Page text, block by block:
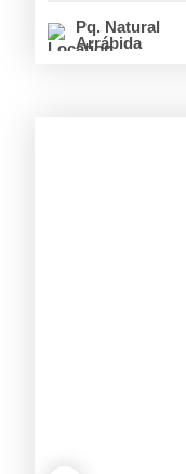
Pq. Natural
Arrábida